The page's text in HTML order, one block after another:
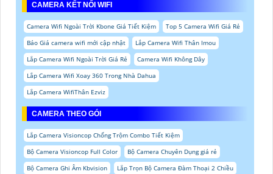
CAMERA KẾT NỐI WIFI
Camera Wifi Ngoài Trời Kbone Giá Tiết Kiệm
Top 5 Camera Wifi Giá Rẻ
Báo Giá camera wifi mới cập nhật
Lắp Camera Wifi Thân Imou
Lắp Camera Wifi Ngoài Trời Giá Rẻ
Camera Wifi Không Dây
Lắp Camera Wifi Xoay 360 Trong Nhà Dahua
Lắp Camera WifiThân Ezviz
CAMERA THEO GÓI
Lắp Camera Visioncop Chống Trộm Combo Tiết Kiệm
Bộ Camera Visioncop Full Color
Bộ Camera Chuyên Dụng giá rẻ
Bộ Camera Ghi Âm Kbvision
Lắp Trọn Bộ Camera Đàm Thoại 2 Chiều